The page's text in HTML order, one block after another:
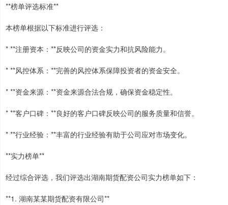
**榜单评选标准**
本榜单根据以下标准进行评选：
* **注册资本：**反映公司的资金实力和抗风险能力。
* **风控体系：**完善的风控体系保障投资者的资金安全。
* **资金来源：**资金来源合法合规，确保资金稳定性。
* **客户口碑：**良好的客户口碑反映公司的服务质量和信誉。
* **行业经验：**丰富的行业经验有助于公司应对市场变化。
**实力榜单**
经过综合评选，我们评选出湖南期货配资公司实力榜单如下：
**1. 湖南某某期货配资有限公司**